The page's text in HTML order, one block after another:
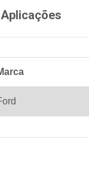
Aplicações